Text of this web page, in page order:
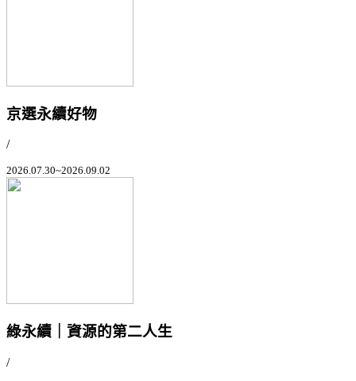
京選永續好物
/
2026.07.30~2026.09.02
綠永續｜資源的第二人生
/